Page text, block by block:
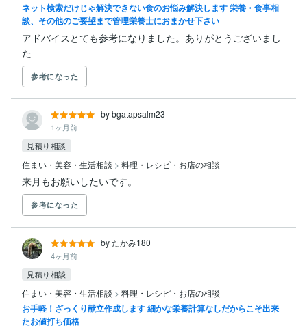
ネット検索だけじゃ解決できない食のお悩み解決します 栄養・食事相
談、その他のご要望まで管理栄養士におまかせ下さい
アドバイスとても参考になりました。ありがとうございまし
た
参考になった
by bgatapsalm23
1ヶ月前
見積り相談
住まい・美容・生活相談 > 料理・レシピ・お店の相談
来月もお願いしたいです。
参考になった
by たかみ180
4ヶ月前
見積り相談
住まい・美容・生活相談 > 料理・レシピ・お店の相談
お手軽！ざっくり献立作成します 細かな栄養計算なしだからこそ出来
たお値打ち価格